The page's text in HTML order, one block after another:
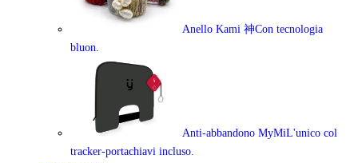
Anello Kami 神Con tecnologia
bluon.
Anti-abbandono MyMiL'unico col
tracker-portachiavi incluso.